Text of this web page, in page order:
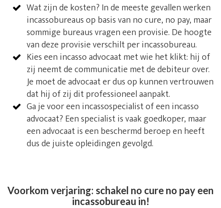
Wat zijn de kosten? In de meeste gevallen werken
incassobureaus op basis van no cure, no pay, maar
sommige bureaus vragen een provisie. De hoogte
van deze provisie verschilt per incassobureau.
Kies een incasso advocaat met wie het klikt: hij of
zij neemt de communicatie met de debiteur over.
Je moet de advocaat er dus op kunnen vertrouwen
dat hij of zij dit professioneel aanpakt.
Ga je voor een incassospecialist of een incasso
advocaat? Een specialist is vaak goedkoper, maar
een advocaat is een beschermd beroep en heeft
dus de juiste opleidingen gevolgd.
Voorkom verjaring: schakel no cure no pay een
incassobureau in!